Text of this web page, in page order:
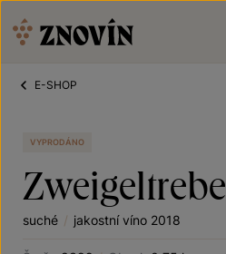
E-SHOP
VYPRODÁNO
Zweigeltrebe
suché / jakostní víno 2018